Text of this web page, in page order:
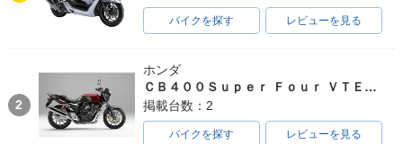
バイクを探す レビューを見る
2
ホンダ
ＣＢ４００Ｓｕｐｅｒ Ｆｏｕｒ ＶＴＥＣ ＳＰＥＣ３
掲載台数：2
バイクを探す レビューを見る